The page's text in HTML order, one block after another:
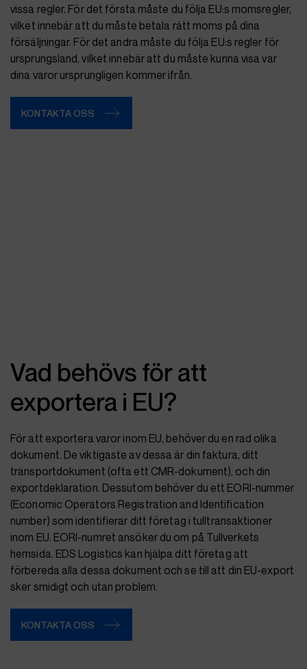
vissa regler. För det första måste du följa EU:s momsregler,
vilket innebär att du måste betala rätt moms på dina
försäljningar. För det andra måste du följa EU:s regler för
ursprungsland, vilket innebär att du måste kunna visa var
dina varor ursprungligen kommer ifrån.
KONTAKTA OSS
Vad behövs för att
exportera i EU?
För att exportera varor inom EU, behöver du en rad olika
dokument. De viktigaste av dessa är din faktura, ditt
transportdokument (ofta ett CMR-dokument), och din
exportdeklaration. Dessutom behöver du ett EORI-nummer
(Economic Operators Registration and Identification
number) som identifierar ditt företag i tulltransaktioner
inom EU. EORI-numret ansöker du om på Tullverkets
hemsida. EDS Logistics kan hjälpa ditt företag att
förbereda alla dessa dokument och se till att din EU-export
sker smidigt och utan problem.
KONTAKTA OSS